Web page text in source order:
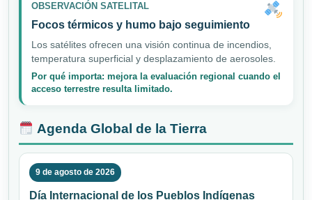
OBSERVACIÓN SATELITAL
Focos térmicos y humo bajo seguimiento
Los satélites ofrecen una visión continua de incendios,
temperatura superficial y desplazamiento de aerosoles.
Por qué importa: mejora la evaluación regional cuando el
acceso terrestre resulta limitado.
Agenda Global de la Tierra
9 de agosto de 2026
Día Internacional de los Pueblos Indígenas